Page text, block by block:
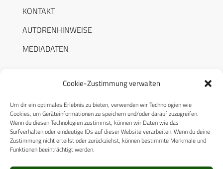
Cookie-Zustimmung verwalten
Um dir ein optimales Erlebnis zu bieten, verwenden wir Technologien wie
Cookies, um Geräteinformationen zu speichern und/oder darauf zuzugreifen.
Wenn du diesen Technologien zustimmst, können wir Daten wie das
Surfverhalten oder eindeutige IDs auf dieser Website verarbeiten. Wenn du deine
Zustimmung nicht erteilst oder zurückziehst, können bestimmte Merkmale und
Funktionen beeinträchtigt werden.
KONTAKT
AUTORENHINWEISE
MEDIADATEN
RECHTLICHES
Datenschutzerklärung
Cookie-Richtlinie (EU)